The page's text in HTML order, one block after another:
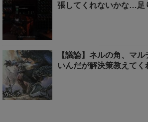
張してくれないかな…足
【議論】ネルの角、マ
いんだが解決策教えてく